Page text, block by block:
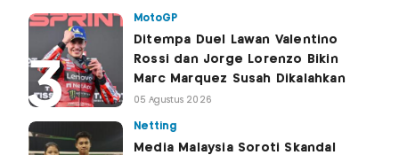
MotoGP
Ditempa Duel Lawan Valentino
Rossi dan Jorge Lorenzo Bikin
Marc Marquez Susah Dikalahkan
05 Agustus 2026
Netting
Media Malaysia Soroti Skandal